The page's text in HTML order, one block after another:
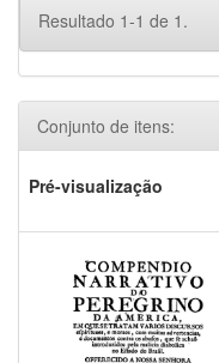
Resultado 1-1 de 1.
Conjunto de itens:
Pré-visualização